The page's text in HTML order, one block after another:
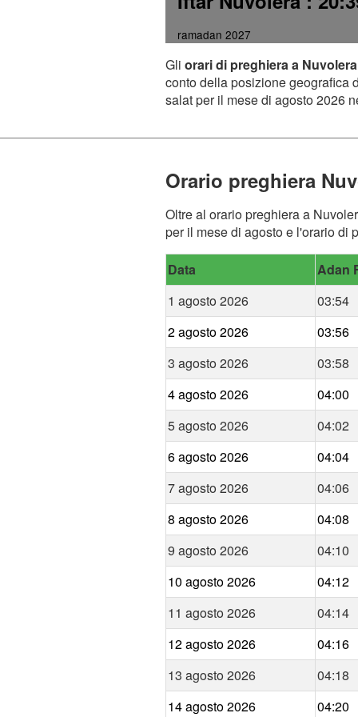
ramadan 2027
Gli orari di preghiera a Nuvolera
conto della posizione geografica
salat per il mese di agosto 2026
Orario preghiera
Oltre al orario preghiera a
per il mese di agosto e l'orario di
Data
Adan
1 agosto 2026
03:54
2 agosto 2026
03:56
3 agosto 2026
03:58
4 agosto 2026
04:00
5 agosto 2026
04:02
6 agosto 2026
04:04
7 agosto 2026
04:06
8 agosto 2026
04:08
9 agosto 2026
04:10
10 agosto 2026
04:12
11 agosto 2026
04:14
12 agosto 2026
04:16
13 agosto 2026
04:18
14 agosto 2026
04:20